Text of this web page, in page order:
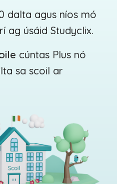
dalta agus níos mó
ag úsáid Studyclix.
cúntas Plus nó
sa scoil ar